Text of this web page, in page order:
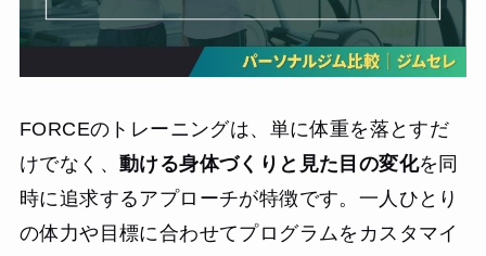
FORCEのトレーニングは、単に体重を落とすだ
けでなく、 動ける身体づくりと見た目の変化を同
時に追求するアプローチが特徴です。一人ひとり
の体力や目標に合わせてプログラムをカスタマイ